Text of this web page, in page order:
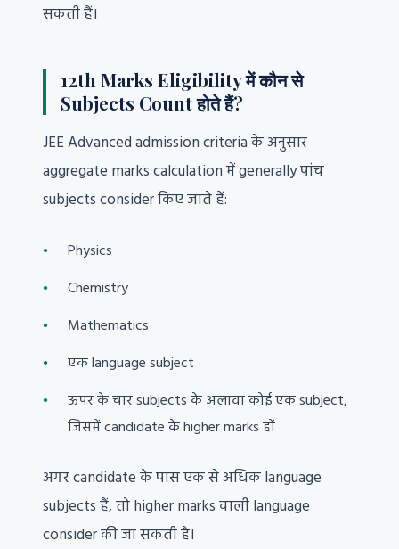
सकती हैं।
12th Marks Eligibility में कौन से
Subjects Count होते हैं?
JEE Advanced admission criteria के अनुसार
aggregate marks calculation में generally पांच
subjects consider किए जाते हैं:
Physics
Chemistry
Mathematics
एक language subject
ऊपर के चार subjects के अलावा कोई एक subject,
जिसमें candidate के higher marks हों
अगर candidate के पास एक से अधिक language
subjects हैं, तो higher marks वाली language
consider की जा सकती है।